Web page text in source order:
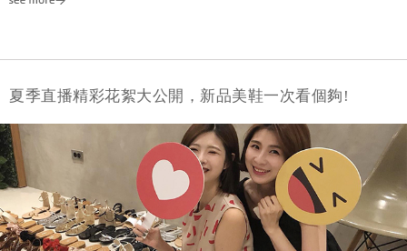
夏季直播精彩花絮大公開，新品美鞋一次看個夠!